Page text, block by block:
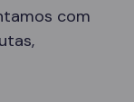
com